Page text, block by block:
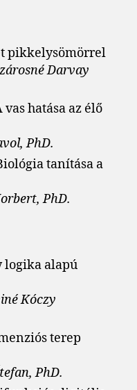
pikkelysömörrel
Darvay
vas hatása az élő
PhD.
tanítása a
PhD.
logika alapú
Kóczy
terep
PhD.